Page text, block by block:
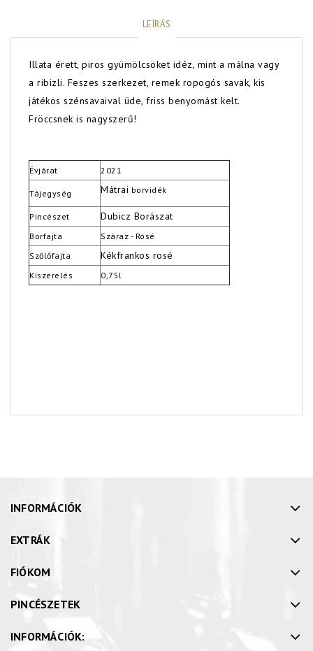
LEÍRÁS
Illata érett, piros gyümölcsöket idéz, mint a málna vagy
a ribizli. Feszes szerkezet, remek ropogós savak, kis
játékos szénsavaival üde, friss benyomást kelt.
Fröccsnek is nagyszerű!
Évjárat 2021
Tájegység Mátrai borvidék
Pincészet Dubicz Borászat
Borfajta
Száraz - Rosé
Szőlőfajta
Kékfrankos rosé
Kiszerelés 0,75l
INFORMÁCIÓK
EXTRÁK
FIÓKOM
PINCÉSZETEK
INFORMÁCIÓK: